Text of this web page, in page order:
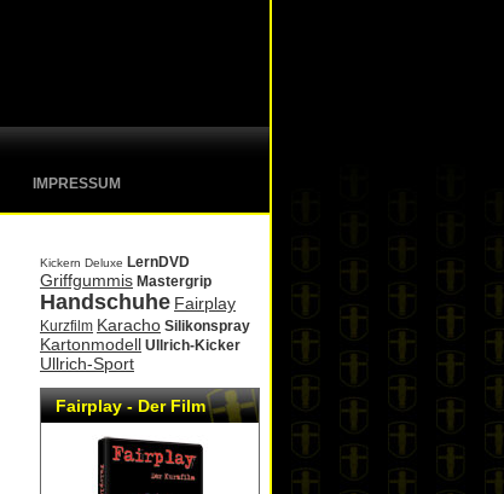
IMPRESSUM
Kickern Deluxe LernDVD
Griffgummis Mastergrip
Handschuhe Fairplay
Kurzfilm Karacho Silikonspray
Kartonmodell Ullrich-Kicker
Ullrich-Sport
Fairplay - Der Film